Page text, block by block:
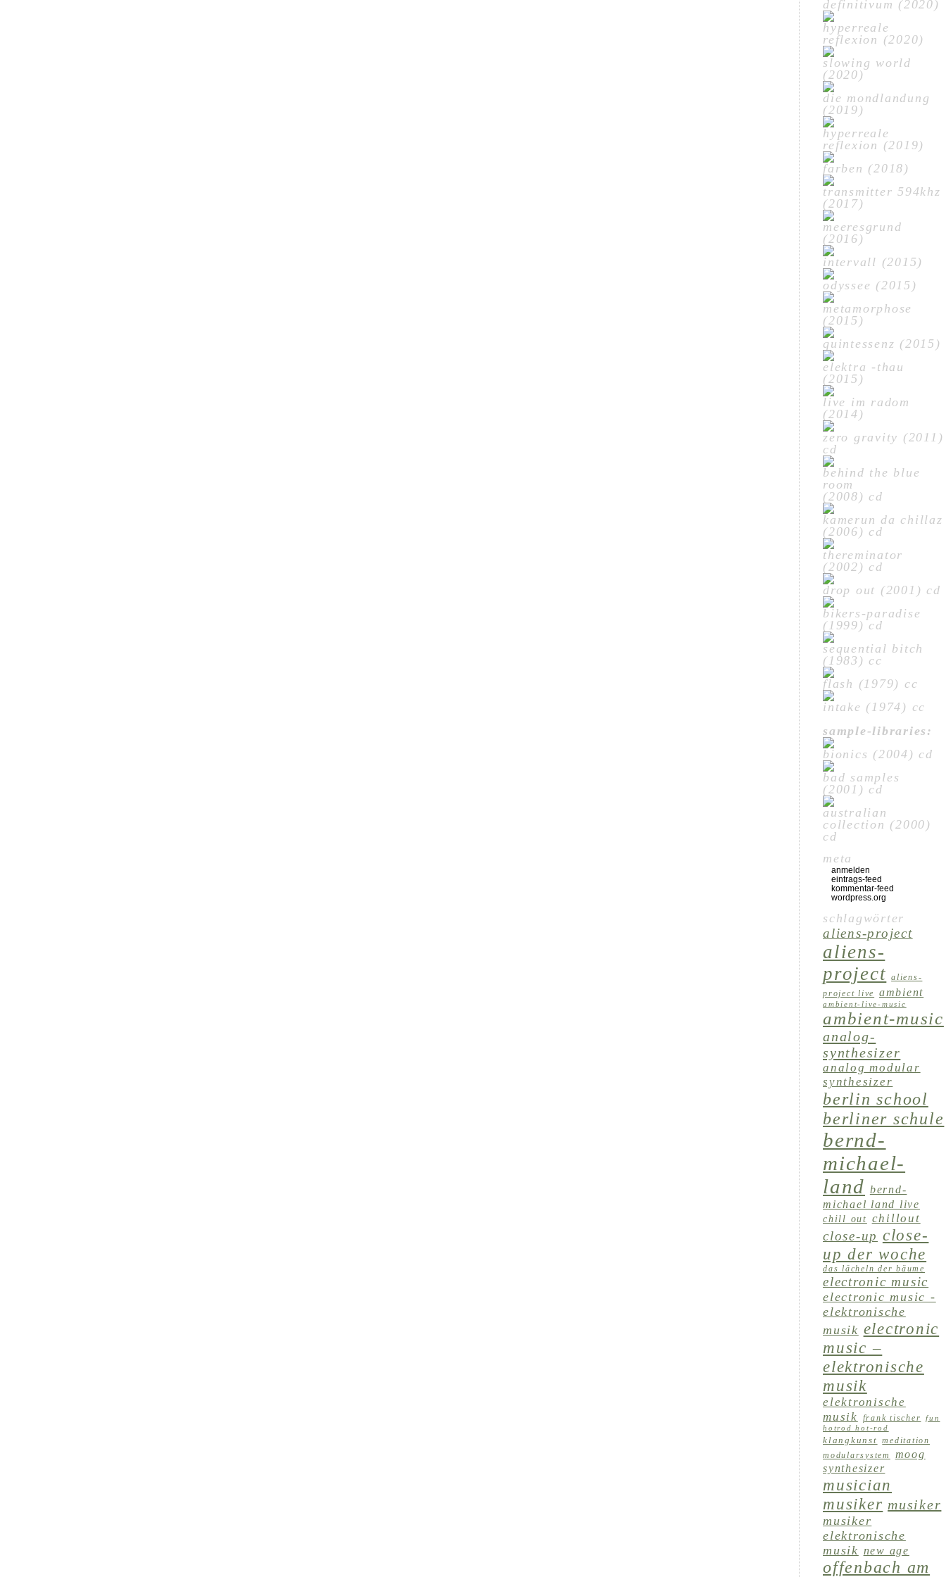
definitivum (2020)
hyperreale
reflexion (2020)
slowing world
(2020)
die mondlandung
(2019)
hyperreale
reflexion (2019)
farben (2018)
transmitter 594khz
(2017)
meeresgrund
(2016)
intervall (2015)
odyssee (2015)
metamorphose
(2015)
quintessenz (2015)
elektra -thau
(2015)
live im radom
(2014)
zero gravity (2011)
cd
behind the blue
room
(2008) cd
kamerun da chillaz
(2006) cd
thereminator
(2002) cd
drop out (2001) cd
bikers-paradise
(1999) cd
sequential bitch
(1983) cc
flash (1979) cc
intake (1974) cc
sample-libraries:
bionics (2004) cd
bad samples
(2001) cd
australian
collection (2000)
cd
meta
anmelden
eintrags-feed
kommentar-feed
wordpress.org
schlagwörter
aliens-project
aliens-
project
aliens-
project live
ambient
ambient-live-music
ambient-music
analog-
synthesizer
analog modular
synthesizer
berlin school
berliner schule
bernd-
michael-
land bernd-
michael land live
chill out chillout
close-up close-
up der woche
das lächeln der bäume
electronic music
electronic music -
elektronische
musik electronic
music –
elektronische
musik
elektronische
musik
frank tischer fun
hotrod hot-rod
klangkunst meditation
modularsystem
moog
synthesizer
musician
musiker musiker
musiker
elektronische
musik new age
offenbach am